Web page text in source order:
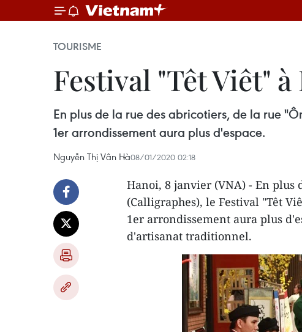
TOURISME
Festival "Têt Viêt"
En plus de la rue des abricotiers, de la rue
1er arrondissement aura plus d'espace.
Nguyễn Thị Vân Hà08/01/2020 02:18
Hanoi, 8 janvier (VNA) - En plus
(Calligraphes), le Festival "Têt
1er arrondissement aura plus
d'artisanat traditionnel.